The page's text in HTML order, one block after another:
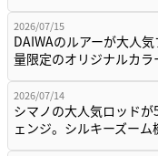
2026/07/15
DAIWAのルアーが大人
量限定のオリジナルカ
2026/07/14
シマノの大人気ロッド
ェンジ。シルキーズー